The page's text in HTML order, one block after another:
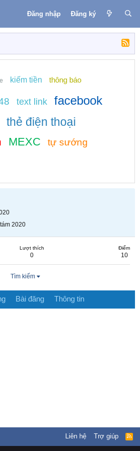
Đăng nhập Đăng ký
kiếm tiền thông báo
text link
facebook
thẻ điện thoại
MEXC tự sướng
2020
Lượt thích
0
Điểm
10
Tìm kiếm
Bài đăng Thông tin
Liên hệ Trợ giúp
R